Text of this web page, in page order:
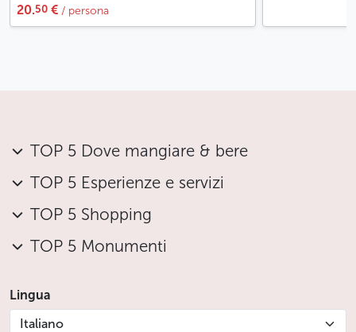
20.50 € / persona
TOP 5 Dove mangiare & bere
TOP 5 Esperienze e servizi
TOP 5 Shopping
TOP 5 Monumenti
Lingua
Italiano